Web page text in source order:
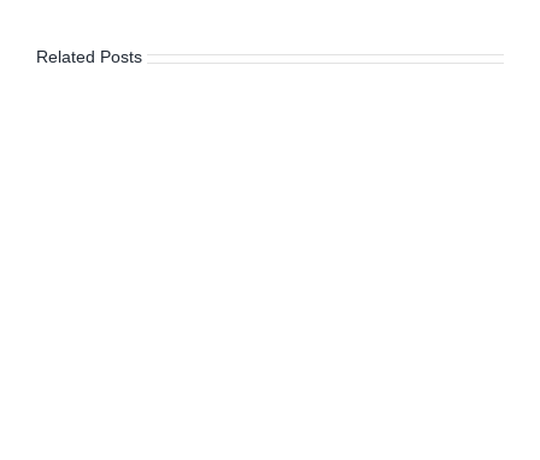
ayuntamientos
Related Posts